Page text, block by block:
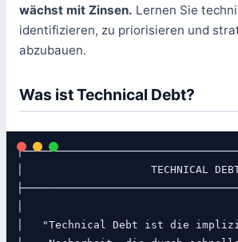
wächst mit Zinsen. Lernen Sie
identifizieren, zu priorisieren und
abzubauen.
Was ist Technical Debt?
│                    TECHNICAL
│   "Technical Debt ist die